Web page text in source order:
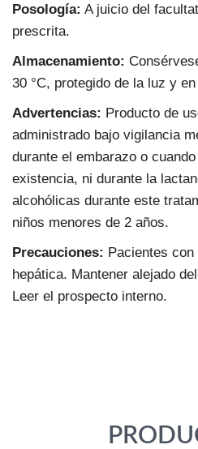
Posología: A juicio del
prescrita.
Almacenamiento:
30 °C, protegido de la luz y
Advertencias: Producto de
administrado bajo vigilancia
durante el embarazo o
existencia, ni durante la
alcohólicas durante este
niños menores de 2 años.
Precauciones: Pacientes
hepática. Mantener alejado
Leer el prospecto interno.